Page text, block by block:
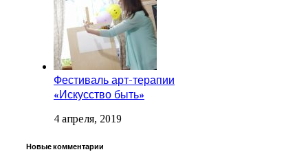
Фестиваль арт-терапии
«Искусство быть»
4 апреля, 2019
Новые комментарии